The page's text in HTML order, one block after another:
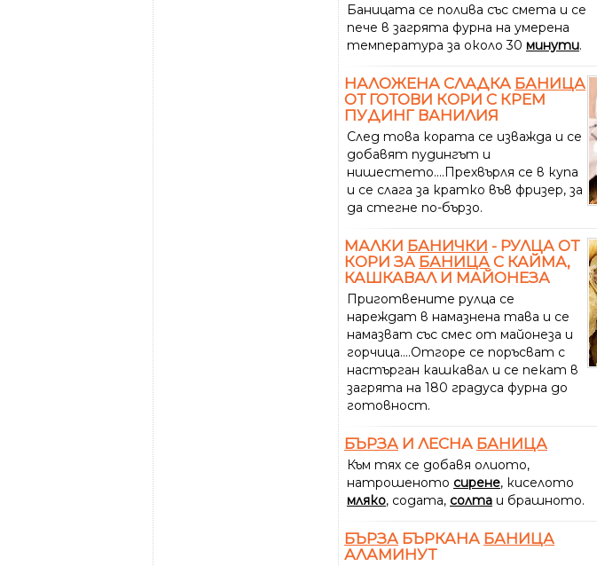
Баницата се полива със смета и се
пече в загрята фурна на умерена
температура за около 30 минути.
НАЛОЖЕНА СЛАДКА БАНИЦА
ОТ ГОТОВИ КОРИ С КРЕМ
ПУДИНГ ВАНИЛИЯ
След това кората се изважда и се
добавят пудингът и
нишестето....Прехвърля се в купа
и се слага за кратко във фризер, за
да стегне по-бързо.
МАЛКИ БАНИЧКИ - РУЛЦА ОТ
КОРИ ЗА БАНИЦА С КАЙМА,
КАШКАВАЛ И МАЙОНЕЗА
Приготвените рулца се
нареждат в намазнена тава и се
намазват със смес от майонеза и
горчица....Отгоре се поръсват с
настърган кашкавал и се пекат в
загрята на 180 градуса фурна до
готовност.
БЪРЗА И ЛЕСНА БАНИЦА
Към тях се добавя олиото,
натрошеното сирене, киселото
мляко, содата, солта и брашното.
БЪРЗА БЪРКАНА БАНИЦА
АЛАМИНУТ